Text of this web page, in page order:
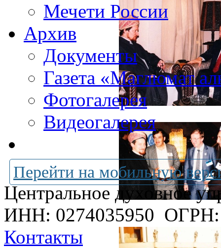
Мечети России
Архив
Документы
Газета «Маглюмат
Фотогалерея
Видеогалерея
Перейти на мобильную
Центральное духовное
ИНН: 0274035950 ОГРН:
Контакты